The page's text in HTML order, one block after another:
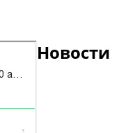
Новости